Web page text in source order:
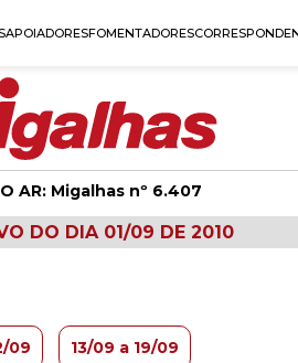
APOIADORESFOMENTADORES
AR: Migalhas nº 6.407
DO DIA 01/09 DE 2010
09 13/09 a 19/09